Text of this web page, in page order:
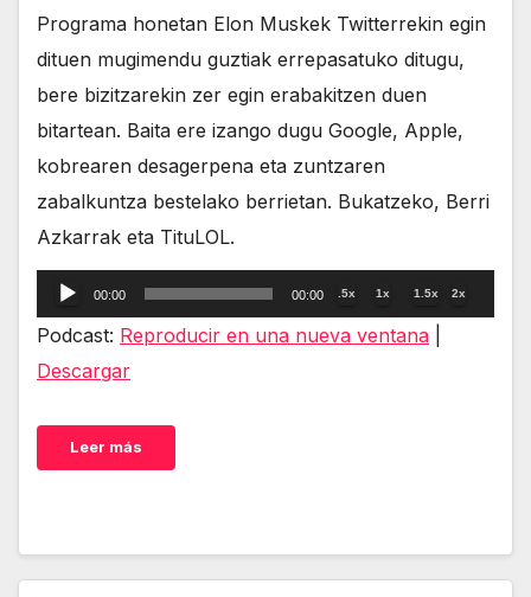
Programa honetan Elon Muskek Twitterrekin egin
dituen mugimendu guztiak errepasatuko ditugu,
bere bizitzarekin zer egin erabakitzen duen
bitartean. Baita ere izango dugu Google, Apple,
kobrearen desagerpena eta zuntzaren
zabalkuntza bestelako berrietan. Bukatzeko, Berri
Azkarrak eta TituLOL.
Reproductor
de
00:00 00:00 .5x 1x 1.5x 2x
Podcast: Reproducir en una nueva ventana
Descargar
Leer más